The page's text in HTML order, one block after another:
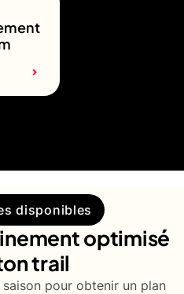
disponibles
optimisé
trail
pour obtenir un plan